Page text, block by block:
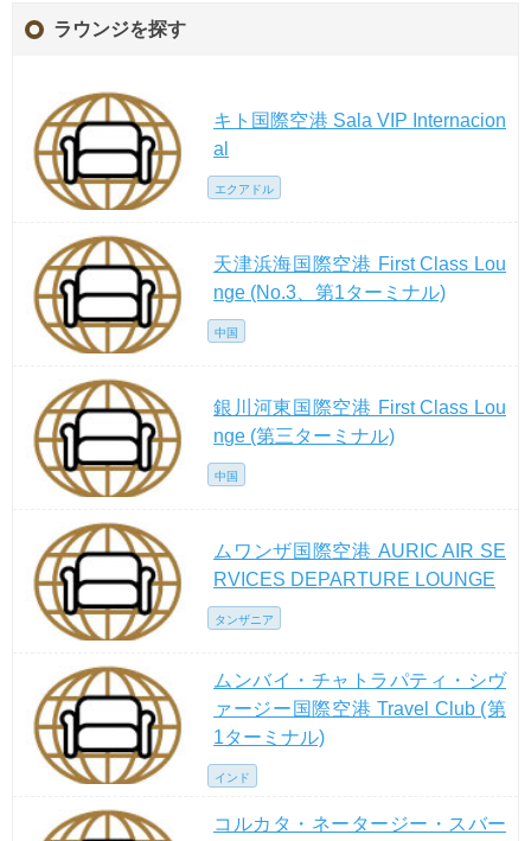
ラウンジを探す
キト国際空港 Sala VIP Internacion
al
エクアドル
天津浜海国際空港 First Class Lou
nge (No.3、第1ターミナル)
中国
銀川河東国際空港 First Class Lou
nge (第三ターミナル)
中国
ムワンザ国際空港 AURIC AIR SE
RVICES DEPARTURE LOUNGE
タンザニア
ムンバイ・チャトラパティ・シヴ
ァージー国際空港 Travel Club (第
1ターミナル)
インド
コルカタ・ネータージー・スバー